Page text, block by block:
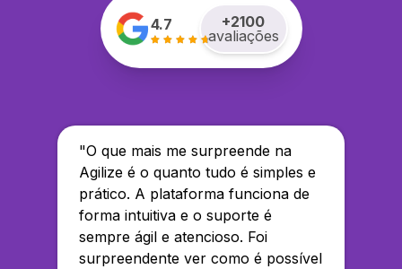
4.7 +2100
avaliações
"O que mais me surpreende na
Agilize é o quanto tudo é simples e
prático. A plataforma funciona de
forma intuitiva e o suporte é
sempre ágil e atencioso. Foi
surpreendente ver como é possível